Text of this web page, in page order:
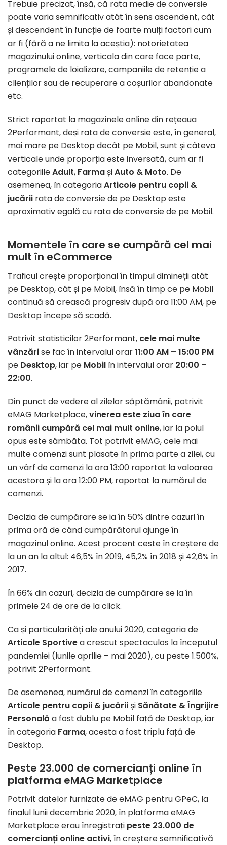
Trebuie precizat, însă, că rata medie de conversie
poate varia semnificativ atât în sens ascendent, cât
și descendent în funcție de foarte mulți factori cum
ar fi (fără a ne limita la aceștia): notorietatea
magazinului online, verticala din care face parte,
programele de loializare, campaniile de retenție a
clienților sau de recuperare a coșurilor abandonate
etc.
Strict raportat la magazinele online din rețeaua
2Performant, deși rata de conversie este, în general,
mai mare pe Desktop decât pe Mobil, sunt și câteva
verticale unde proporția este inversată, cum ar fi
categoriileAdult, FarmașiAuto & Moto. De
asemenea, în categoriaArticole pentru copii &
jucării rata de conversie de pe Desktop este
aproximativ egală cu rata de conversie de pe Mobil.
Momentele în care se cumpără cel mai
mult în eCommerce
Traficul crește proporțional în timpul dimineții atât
pe Desktop, cât și pe Mobil, însă în timp ce pe Mobil
continuă să crească progresiv după ora 11:00 AM, pe
Desktop începe să scadă.
Potrivit statisticilor 2Performant, cele mai multe
vânzărise fac în intervalul orar11:00 AM – 15:00 PM
pe Desktop, iar pe Mobilîn intervalul orar 20:00 –
22:00.
Din punct de vedere al zilelor săptămânii, potrivit
eMAG Marketplace,vinerea este ziua în care
românii cumpără cel mai mult online, iar la polul
opus este sâmbăta. Tot potrivit eMAG, cele mai
multe comenzi sunt plasate în prima parte a zilei, cu
un vârf de comenzi la ora 13:00 raportat la valoarea
acestora și la ora 12:00 PM, raportat la numărul de
comenzi.
Decizia de cumpărare se ia în 50% dintre cazuri în
prima oră de când cumpărătorul ajunge în
magazinul online. Acest procent ceste în creștere de
la un an la altul: 46,5% în 2019, 45,2% în 2018 și 42,6% în
2017.
În 66% din cazuri, decizia de cumpărare se ia în
primele 24 de ore de la click.
Ca și particularități ale anului 2020, categoria de
Articole Sportivea crescut spectaculos la începutul
pandemiei (lunile aprilie – mai 2020), cu peste 1.500%,
potrivit 2Performant.
De asemenea, numărul de comenzi în categoriile
Articole pentru copii & jucăriiși Sănătate & Îngrijire
Personală a fost dublu pe Mobil față de Desktop, iar
în categoria Farma, acesta a fost triplu față de
Desktop.
Peste 23.000 de comercianți online în
platforma eMAG Marketplace
Potrivit datelor furnizate de eMAG pentru GPeC, la
finalul lunii decembrie 2020, în platforma eMAG
Marketplace erau înregistrați peste 23.000 de
comercianți online activi, în creștere semnificativă